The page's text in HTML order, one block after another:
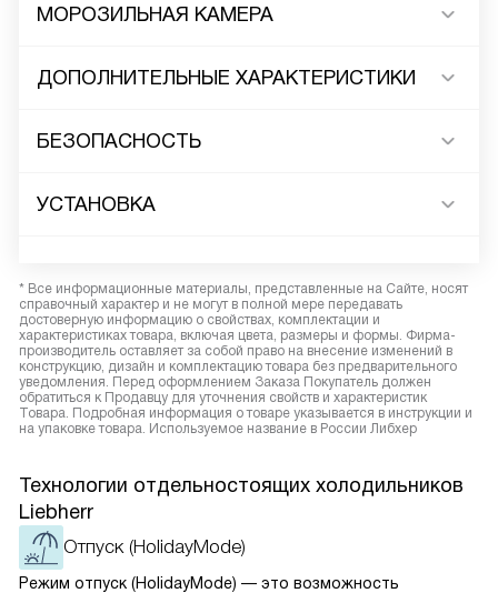
МОРОЗИЛЬНАЯ КАМЕРА
ДОПОЛНИТЕЛЬНЫЕ ХАРАКТЕРИСТИКИ
БЕЗОПАСНОСТЬ
УСТАНОВКА
* Все информационные материалы, представленные на Сайте, носят
справочный характер и не могут в полной мере передавать
достоверную информацию о свойствах, комплектации и
характеристиках товара, включая цвета, размеры и формы. Фирма-
производитель оставляет за собой право на внесение изменений в
конструкцию, дизайн и комплектацию товара без предварительного
уведомления. Перед оформлением Заказа Покупатель должен
обратиться к Продавцу для уточнения свойств и характеристик
Товара. Подробная информация о товаре указывается в инструкции и
на упаковке товара. Используемое название в России Либхер
Технологии отдельностоящих холодильников
Liebherr
Отпуск (HolidayMode)
Режим отпуск (HolidayMode) — это возможность